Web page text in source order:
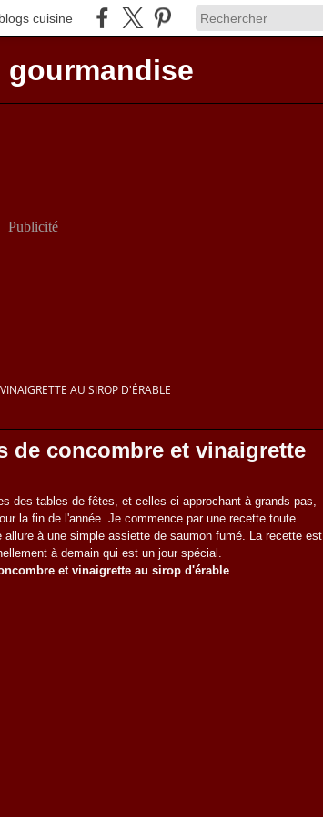
cuisine
gourmandise
Publicité
AU SIROP D'ÉRABLE
de concombre et vinaigrette
des tables de fêtes, et celles-ci approchant à grands pas,
la fin de l'année. Je commence par une recette toute
à une simple assiette de saumon fumé. La recette est
à demain qui est un jour spécial.
et vinaigrette au sirop d'érable